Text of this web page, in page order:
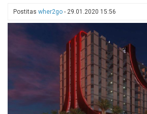
Postitas wher2go - 29.01.2020 15:56